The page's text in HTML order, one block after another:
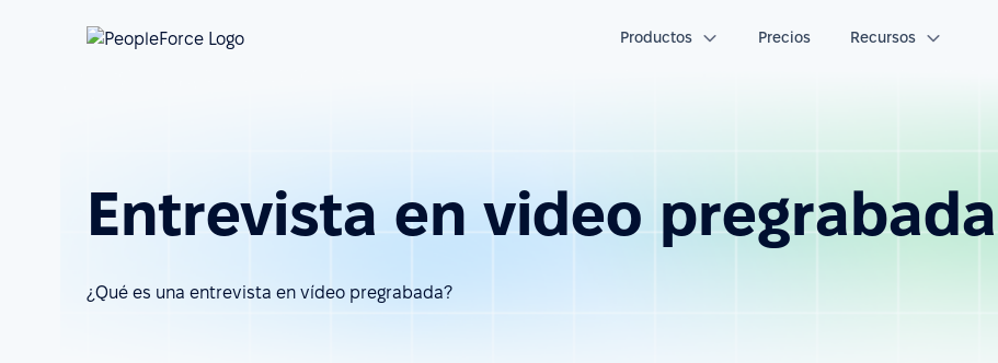
Productos Precios Recursos
Entrevista en video pregrabada
¿Qué es una entrevista en vídeo pregrabada?